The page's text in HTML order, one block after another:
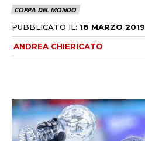
COPPA DEL MONDO
PUBBLICATO IL: 18 MARZO 2019
ANDREA CHIERICATO